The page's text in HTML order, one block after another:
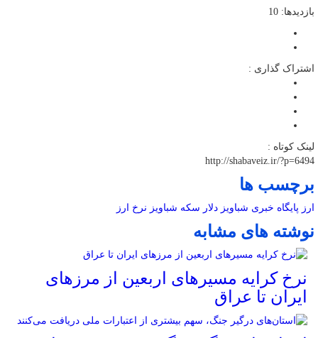
بازدیدها: 10
اشتراک گذاری :
لینک کوتاه :
http://shabaveiz.ir/?p=6494
برچسب ها
ارز پایگاه خبری شباویز دلار سکه شباویز نرخ ارز
نوشته های مشابه
نرخ کرایه مسیرهای اربعین از مرزهای
ایران تا عراق